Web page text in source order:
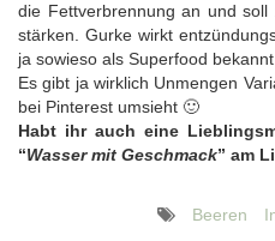
die Fettverbrennung an und
stärken. Gurke wirkt
ja sowieso als Superfood
Es gibt ja wirklich Unmengen
bei Pinterest umsieht 🙂
Habt ihr auch eine
“Wasser mit Geschmack” am
Beeren